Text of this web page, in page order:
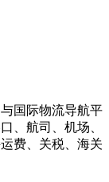
国际物流导航平
、航司、机场、
费、关税、海关